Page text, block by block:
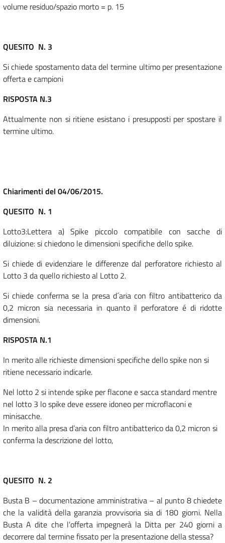
volume residuo/spazio morto = p. 15
QUESITO N. 3
Si chiede spostamento data del termine ultimo per presentazione
offerta e campioni
RISPOSTA N.3
Attualmente non si ritiene esistano i presupposti per spostare il
termine ultimo.
Chiarimenti del 04/06/2015.
QUESITO N. 1
Lotto3:Lettera a) Spike piccolo compatibile con sacche di
diluizione: si chiedono le dimensioni specifiche dello spike.
Si chiede di evidenziare le differenze dal perforatore richiesto al
Lotto 3 da quello richiesto al Lotto 2.
Si chiede conferma se la presa d´aria con filtro antibatterico da
0,2 micron sia necessaria in quanto il perforatore é di ridotte
dimensioni.
RISPOSTA N.1
In merito alle richieste dimensioni specifiche dello spike non si
ritiene necessario indicarle.
Nel lotto 2 si intende spike per flacone e sacca standard mentre
nel lotto 3 lo spike deve essere idoneo per microflaconi e
minisacche.
In merito alla presa d’aria con filtro antibatterico da 0,2 micron si
conferma la descrizione del lotto,
QUESITO N. 2
Busta B – documentazione amministrativa – al punto 8 chiedete
che la validità della garanzia provvisoria sia di 180 giorni. Nella
Busta A dite che l’offerta impegnerà la Ditta per 240 giorni a
decorrere dal termine fissato per la presentazione della stessa?